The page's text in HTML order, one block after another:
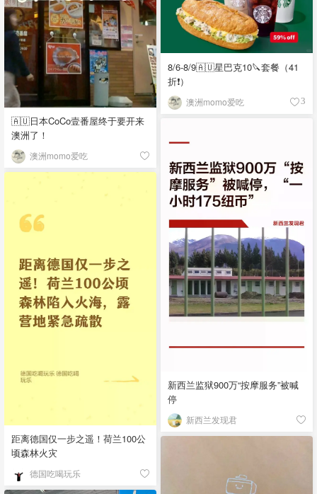
8/6-8/9🇦🇺星巴克10🔪套餐（41
折❗）
澳洲momo爱吃 3
🇦🇺日本CoCo壹番屋终于要开来
澳洲了！
澳洲momo爱吃
新西兰监狱900万“按摩服务”被喊
停
新西兰发现君
距离德国仅一步之遥！荷兰100公
顷森林火灾
德国吃喝玩乐